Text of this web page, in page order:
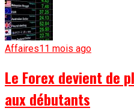
Affaires11 mois ago
Le Forex devient de
aux débutants